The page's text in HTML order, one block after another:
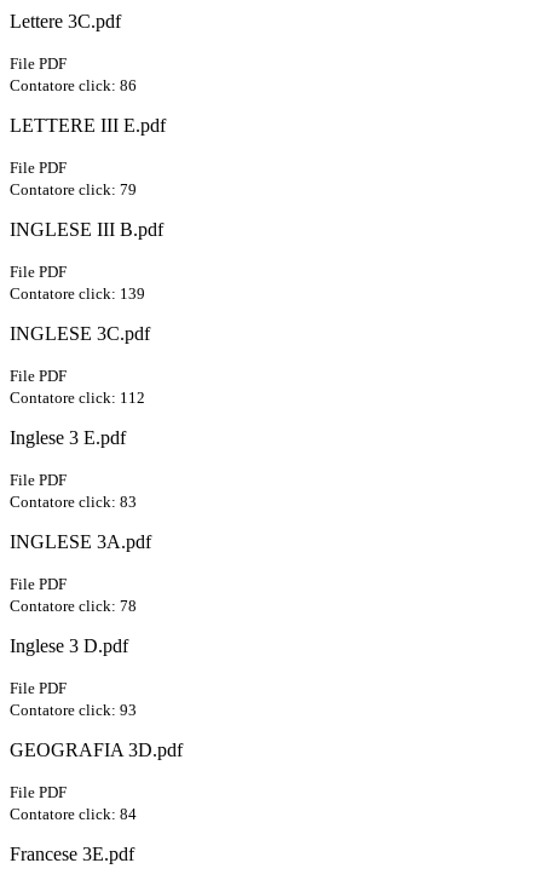
Lettere 3C.pdf
File PDF
Contatore click: 86
LETTERE III E.pdf
File PDF
Contatore click: 79
INGLESE III B.pdf
File PDF
Contatore click: 139
INGLESE 3C.pdf
File PDF
Contatore click: 112
Inglese 3 E.pdf
File PDF
Contatore click: 83
INGLESE 3A.pdf
File PDF
Contatore click: 78
Inglese 3 D.pdf
File PDF
Contatore click: 93
GEOGRAFIA 3D.pdf
File PDF
Contatore click: 84
Francese 3E.pdf